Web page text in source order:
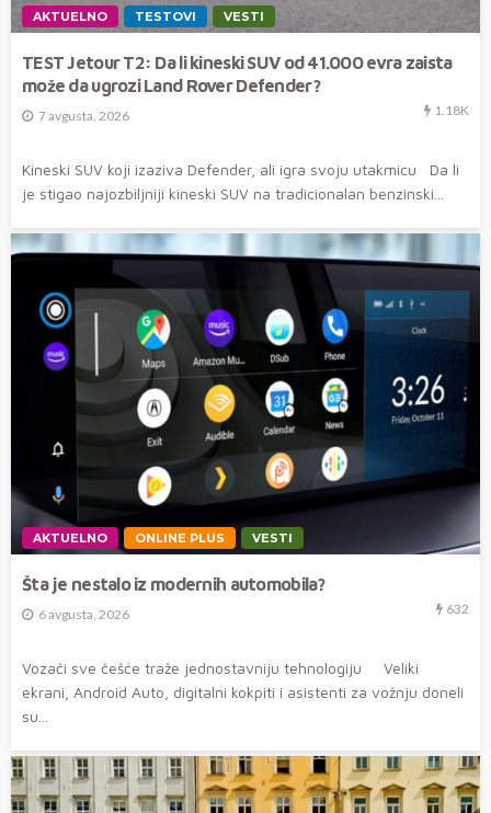
AKTUELNO TESTOVI VESTI
TEST Jetour T2: Da li kineski SUV od 41.000 evra zaista
može da ugrozi Land Rover Defender?
7 avgusta, 2026 1.18K
Kineski SUV koji izaziva Defender, ali igra svoju utakmicu Da li
je stigao najozbiljniji kineski SUV na tradicionalan benzinski...
AKTUELNO ONLINE PLUS VESTI
Šta je nestalo iz modernih automobila?
6 avgusta, 2026 632
Vozači sve češće traže jednostavniju tehnologiju Veliki
ekrani, Android Auto, digitalni kokpiti i asistenti za vožnju doneli
su...